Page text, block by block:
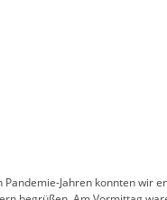
Pandemie-Jahren konnten wir